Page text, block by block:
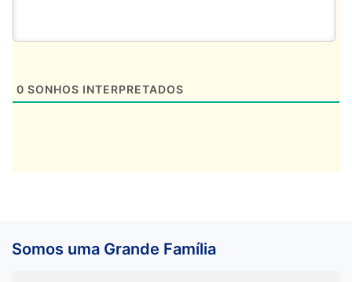
0 SONHOS INTERPRETADOS
Somos uma Grande Família